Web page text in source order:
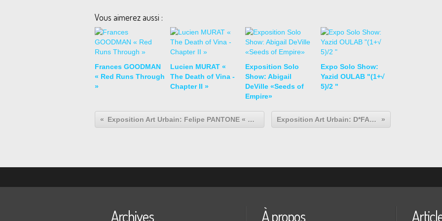
Vous aimerez aussi :
Frances GOODMAN
« Red Runs Through
»
Lucien MURAT «
The Death of Vina -
Chapter II »
Exposition Solo
Show: Abigail
DeVille «Seeds of
Empire»
Expo Solo Show:
Yazid OULAB "(1+√
5)/2 "
Exposition Art Urbain: Felipe PANTONE « Dynamic Phenomena » Exposition Art Urbain: D*FACE « Fornever »
Archives À propos